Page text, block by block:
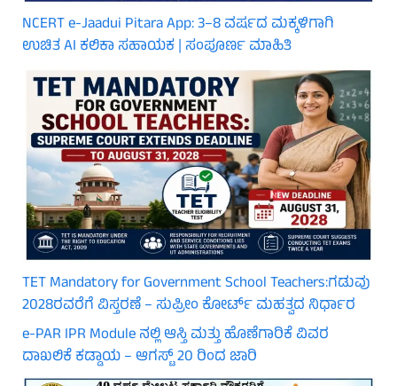
NCERT e-Jaadui Pitara App: 3–8 ವರ್ಷದ ಮಕ್ಕಳಿಗಾಗಿ
ಉಚಿತ AI ಕಲಿಕಾ ಸಹಾಯಕ | ಸಂಪೂರ್ಣ ಮಾಹಿತಿ
TET Mandatory for Government School Teachers:ಗಡುವು
2028ರವರೆಗೆ ವಿಸ್ತರಣೆ – ಸುಪ್ರೀಂ ಕೋರ್ಟ್ ಮಹತ್ವದ ನಿರ್ಧಾರ
e-PAR IPR Module ನಲ್ಲಿ ಆಸ್ತಿ ಮತ್ತು ಹೊಣೆಗಾರಿಕೆ ವಿವರ
ದಾಖಲಿಕೆ ಕಡ್ಡಾಯ – ಆಗಸ್ಟ್ 20 ರಿಂದ ಜಾರಿ